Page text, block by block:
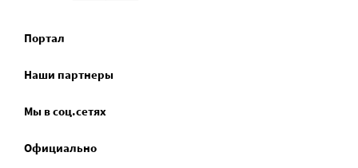
Портал
Наши партнеры
Мы в соц.сетях
Официально